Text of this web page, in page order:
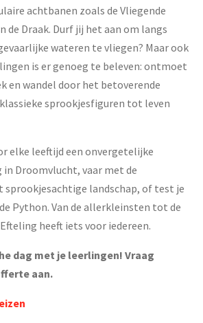
achtbanen zoals de Vliegende
de Draak. Durf jij het aan om langs
wateren te vliegen? Maar ook
is er genoeg te beleven: ontmoet
en wandel door het betoverende
sprookjesfiguren tot leven
elke leeftijd een onvergetelijke
in Droomvlucht, vaar met de
landschap, of test je
Python. Van de allerkleinsten tot de
heeft iets voor iedereen.
dag met je leerlingen! Vraag
aan.